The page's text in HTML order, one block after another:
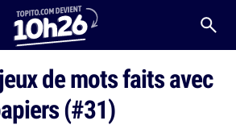
de mots faits avec
(#31)